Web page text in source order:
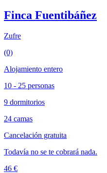
Finca Fuentibáñez
Zufre
(0)
Alojamiento entero
10 - 25 personas
9 dormitorios
24 camas
Cancelación gratuita
Todavía no se te cobrará nada.
46 €